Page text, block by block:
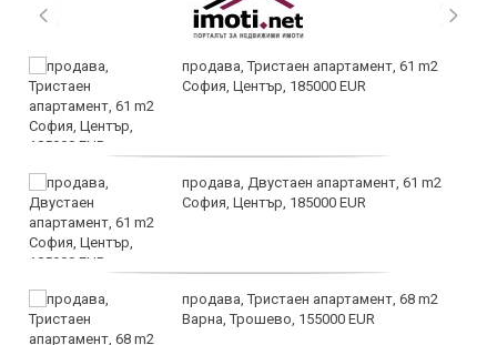
продава, Тристаен апартамент, 61 m2
София, Център, 185000 EUR
продава, Двустаен апартамент, 61 m2
София, Център, 185000 EUR
продава, Тристаен апартамент, 68 m2
Варна, Трошево, 155000 EUR